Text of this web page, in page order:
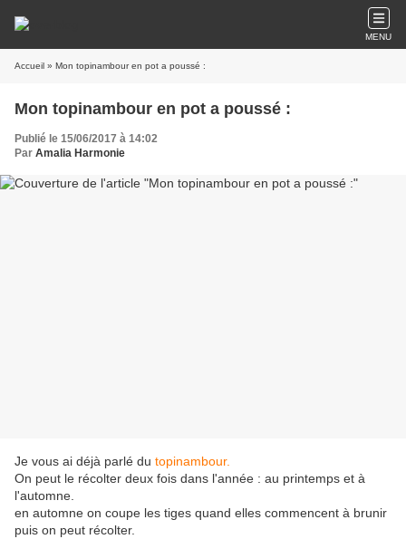
MENU
Accueil » Mon topinambour en pot a poussé :
Mon topinambour en pot a poussé :
Publié le 15/06/2017 à 14:02
Par Amalia Harmonie
Je vous ai déjà parlé du topinambour.
On peut le récolter deux fois dans l'année : au printemps et à
l'automne.
en automne on coupe les tiges quand elles commencent à brunir
puis on peut récolter.